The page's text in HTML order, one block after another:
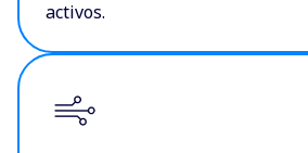
activos.